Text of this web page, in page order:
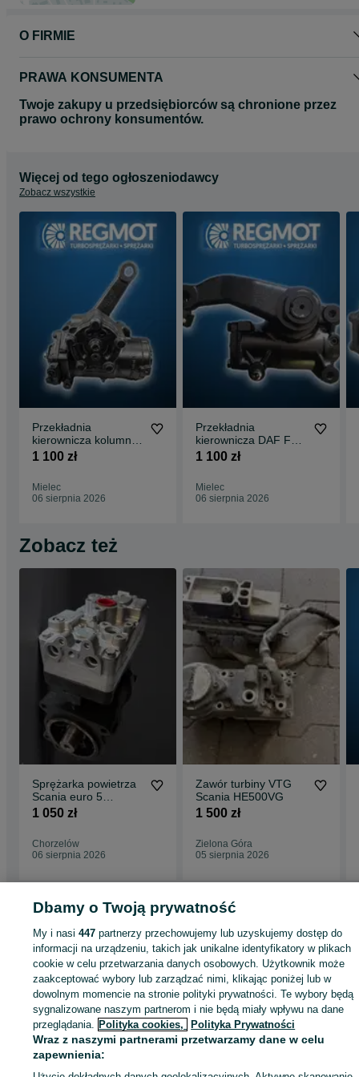
O FIRMIE
PRAWA KONSUMENTA
Twoje zakupy u przedsiębiorców są chronione przez
prawo ochrony konsumentów.
Więcej od tego ogłoszeniodawcy
Zobacz wszystkie
Przekładnia
kierownicza kolumna
Mercedes Atego LS6
1 100 zł
Mielec
06 sierpnia 2026
Przekładnia
kierownicza DAF FL
13-
1 100 zł
Mielec
06 sierpnia 2026
Zobacz też
Sprężarka powietrza
Scania euro 5
K038653N00
1 050 zł
Chorzelów
06 sierpnia 2026
Zawór turbiny VTG
Scania HE500VG
1 500 zł
Zielona Góra
05 sierpnia 2026
Strona główna Motoryzacja Części samochodowe
Dostawcze i Ciężarowe
Dostawcze i Ciężarowe - Podkarpackie
Dostawcze i Ciężarowe - Mielec
KATEGORIA
ID:1064483006
Zadzwoń / SMS Wyślij wiadomość
Dbamy o Twoją prywatność
My i nasi447 partnerzy przechowujemy lub uzyskujemy dostęp do
informacji na urządzeniu, takich jak unikalne identyfikatory w plikach
cookie w celu przetwarzania danych osobowych. Użytkownik może
zaakceptować wybory lub zarządzać nimi, klikając poniżej lub w
dowolnym momencie na stronie polityki prywatności. Te wybory będą
sygnalizowane naszym partnerom i nie będą miały wpływu na dane
przeglądania. Polityka cookies, Polityka Prywatności
Wraz z naszymi partnerami przetwarzamy dane w celu
zapewnienia: